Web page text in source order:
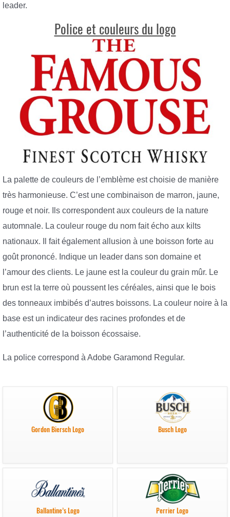
leader.
Police et couleurs du logo
La palette de couleurs de l’emblème est choisie de manière
très harmonieuse. C’est une combinaison de marron, jaune,
rouge et noir. Ils correspondent aux couleurs de la nature
automnale. La couleur rouge du nom fait écho aux kilts
nationaux. Il fait également allusion à une boisson forte au
goût prononcé. Indique un leader dans son domaine et
l’amour des clients. Le jaune est la couleur du grain mûr. Le
brun est la terre où poussent les céréales, ainsi que le bois
des tonneaux imbibés d’autres boissons. La couleur noire à la
base est un indicateur des racines profondes et de
l’authenticité de la boisson écossaise.
La police correspond à Adobe Garamond Regular.
Gordon Biersch Logo Busch Logo
Ballantine’s Logo Perrier Logo